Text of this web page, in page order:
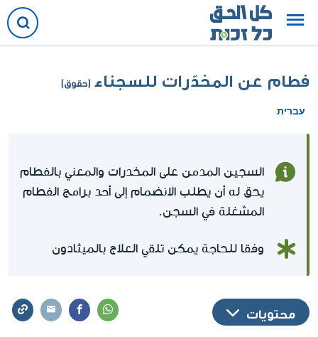
فطام عن المخدّرات للسجناء (حقوق)
עברית
السجين المدمن على المخدرات والمعني بالفطام
يحق له أن يطلب الانضمام إلى أحد برامج الفطام
المشغلة في السجن.
وفقا للحاجة يمكن تلقي العلاج بالميثادون
محتويات